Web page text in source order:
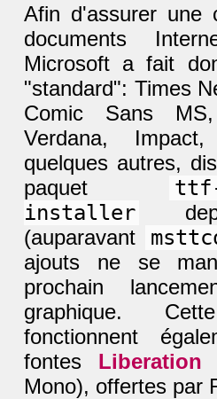
Afin d'assurer une
documents
Microsoft a fait
"standard": Times
Comic Sans
Verdana,
quelques autres,
paquet
ttf-
installer
(auparavant
ajouts ne se
prochain
graphique.
fonctionnent
fontes Liberation
Mono), offertes par